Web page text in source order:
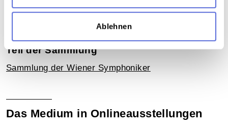
Ablehnen
Romantik,Österreichisch-Ungarische Monarchie,
Radiosendung-Sendematerial
Teil der Sammlung
Sammlung der Wiener Symphoniker
Das Medium in Onlineausstellungen